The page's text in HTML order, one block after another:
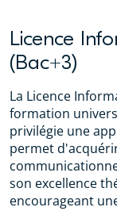
Licence
(Bac+3)
La Licence
formation
privilégie une
permet
son excellence
encourageant